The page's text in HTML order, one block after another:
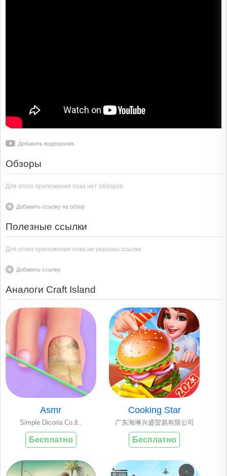
Добавить видеоролик
Обзоры
Для этого приложения пока нет обзоров
Добавить ссылку на обзор
Полезные ссылки
Для этого приложения пока не указаны ссылки
Добавить ссылку
Аналоги Craft Island
Asmr
Simple Dicoria Co.lt..
Бесплатно
Cooking Star
广东海琳兴盛贸易有限公司
Бесплатно